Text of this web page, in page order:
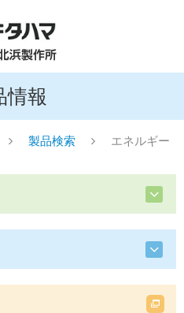
情報
製品検索 エネルギー